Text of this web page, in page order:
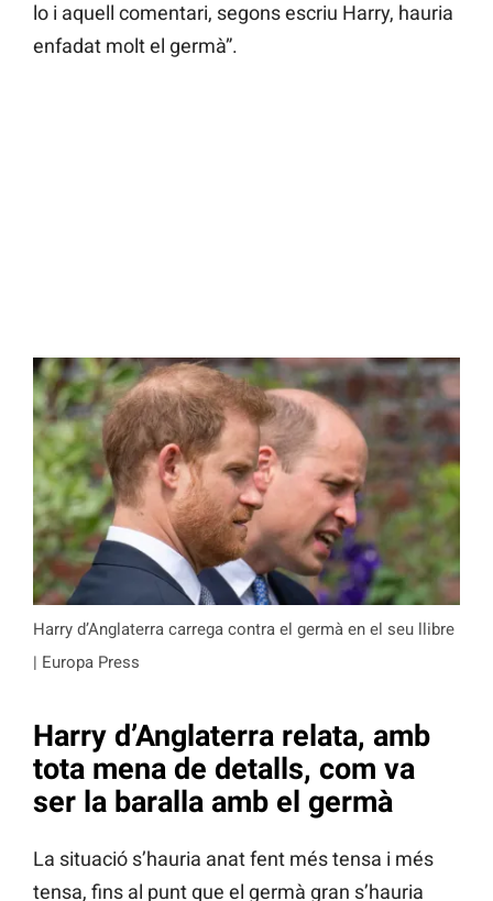
lo i aquell comentari, segons escriu Harry, hauria
enfadat molt el germà”.
Harry d’Anglaterra carrega contra el germà en el seu llibre
| Europa Press
Harry d’Anglaterra relata, amb
tota mena de detalls, com va
ser la baralla amb el germà
La situació s’hauria anat fent més tensa i més
tensa, fins al punt que el germà gran s’hauria